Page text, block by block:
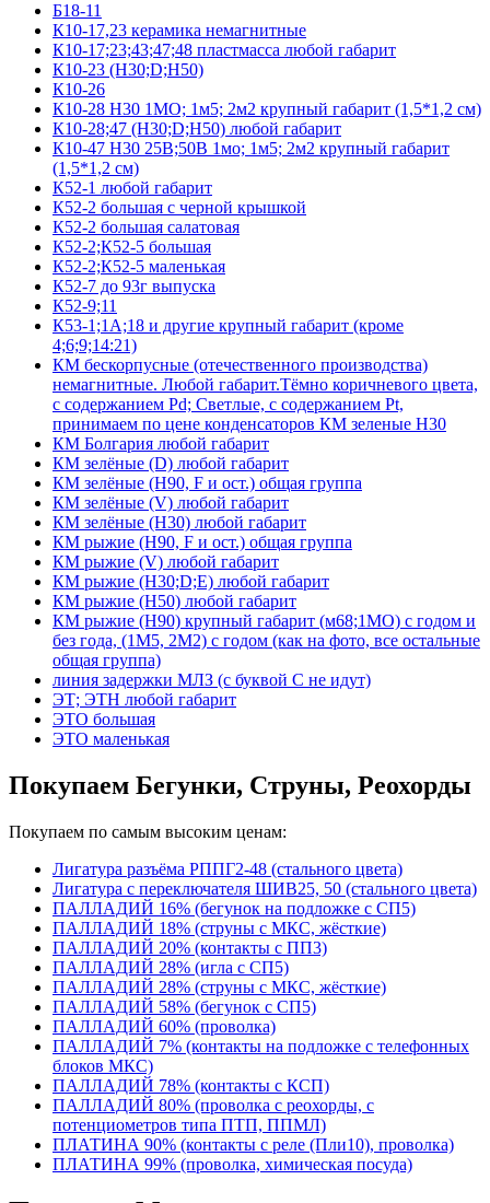
Б18-11
К10-17,23 керамика немагнитные
К10-17;23;43;47;48 пластмасса любой габарит
К10-23 (Н30;D;Н50)
К10-26
К10-28 Н30 1МО; 1м5; 2м2 крупный габарит (1,5*1,2 см)
К10-28;47 (Н30;D;Н50) любой габарит
К10-47 Н30 25В;50В 1мо; 1м5; 2м2 крупный габарит
(1,5*1,2 см)
К52-1 любой габарит
К52-2 большая с черной крышкой
К52-2 большая салатовая
К52-2;К52-5 большая
К52-2;К52-5 маленькая
К52-7 до 93г выпуска
К52-9;11
К53-1;1А;18 и другие крупный габарит (кроме
4;6;9;14:21)
КМ бескорпусные (отечественного производства)
немагнитные. Любой габарит.Тёмно коричневого цвета,
с содержанием Pd; Светлые, с содержанием Pt,
принимаем по цене конденсаторов КМ зеленые Н30
КМ Болгария любой габарит
КМ зелёные (D) любой габарит
КМ зелёные (H90, F и ост.) общая группа
КМ зелёные (V) любой габарит
КМ зелёные (Н30) любой габарит
КМ рыжие (H90, F и ост.) общая группа
КМ рыжие (V) любой габарит
КМ рыжие (Н30;D;E) любой габарит
КМ рыжие (Н50) любой габарит
КМ рыжие (Н90) крупный габарит (м68;1МО) с годом и
без года, (1М5, 2М2) с годом (как на фото, все остальные
общая группа)
линия задержки МЛЗ (с буквой С не идут)
ЭТ; ЭТН любой габарит
ЭТО большая
ЭТО маленькая
Покупаем Бегунки, Струны, Реохорды
Покупаем по самым высоким ценам:
Лигатура разъёма РППГ2-48 (стального цвета)
Лигатура с переключателя ШИВ25, 50 (стального цвета)
ПАЛЛАДИЙ 16% (бегунок на подложке с СП5)
ПАЛЛАДИЙ 18% (струны с МКС, жёсткие)
ПАЛЛАДИЙ 20% (контакты с ПП3)
ПАЛЛАДИЙ 28% (игла с СП5)
ПАЛЛАДИЙ 28% (струны с МКС, жёсткие)
ПАЛЛАДИЙ 58% (бегунок с СП5)
ПАЛЛАДИЙ 60% (проволка)
ПАЛЛАДИЙ 7% (контакты на подложке с телефонных
блоков МКС)
ПАЛЛАДИЙ 78% (контакты с КСП)
ПАЛЛАДИЙ 80% (проволка с реохорды, с
потенциометров типа ПТП, ППМЛ)
ПЛАТИНА 90% (контакты с реле (Пли10), проволка)
ПЛАТИНА 99% (проволка, химическая посуда)